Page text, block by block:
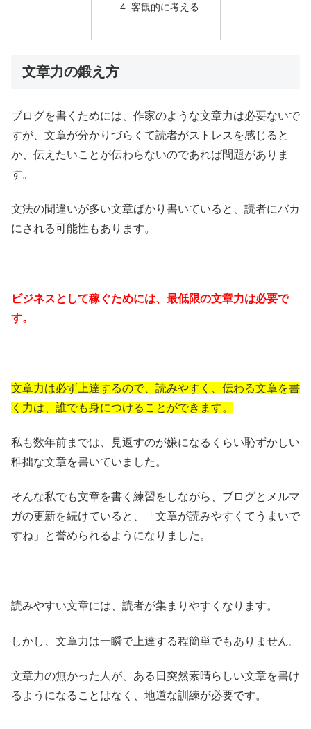
客観的に考える
文章力の鍛え方
ブログを書くためには、作家のような文章力は必要ないで
すが、文章が分かりづらくて読者がストレスを感じると
か、伝えたいことが伝わらないのであれば問題がありま
す。
文法の間違いが多い文章ばかり書いていると、読者にバカ
にされる可能性もあります。
ビジネスとして稼ぐためには、最低限の文章力は必要で
す。
文章力は必ず上達するので、読みやすく、伝わる文章を書
く力は、誰でも身につけることができます。
私も数年前までは、見返すのが嫌になるくらい恥ずかしい
稚拙な文章を書いていました。
そんな私でも文章を書く練習をしながら、ブログとメルマ
ガの更新を続けていると、「文章が読みやすくてうまいで
すね」と誉められるようになりました。
読みやすい文章には、読者が集まりやすくなります。
しかし、文章力は一瞬で上達する程簡単でもありません。
文章力の無かった人が、ある日突然素晴らしい文章を書け
るようになることはなく、地道な訓練が必要です。